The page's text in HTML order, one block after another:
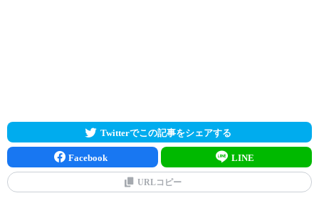
Twitterでこの記事をシェアする
Facebook LINE
URLコピー